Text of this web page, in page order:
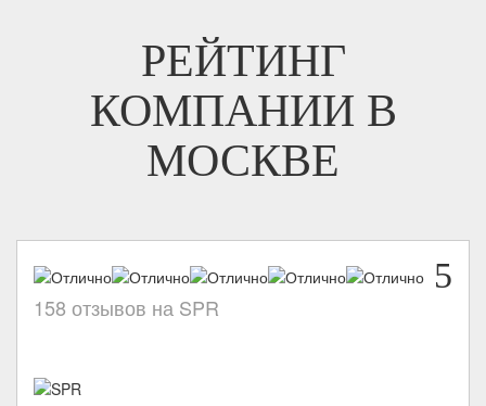
РЕЙТИНГ
КОМПАНИИ В
МОСКВЕ
5
158 отзывов на SPR